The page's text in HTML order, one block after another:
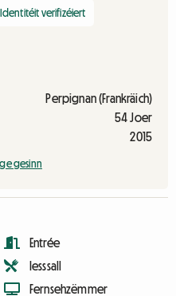
Identitéit verifizéiert
Perpignan (Frankräich)
54 Joer
2015
gesinn
Entrée
Iesssall
Fernsehzëmmer